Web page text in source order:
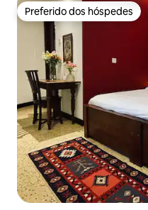
Preferido dos hóspedes
Preferido dos hóspedes